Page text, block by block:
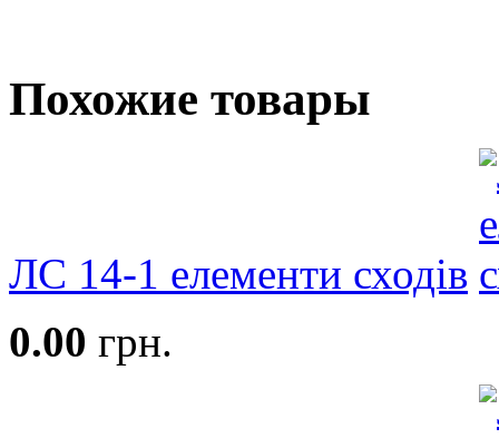
Похожие товары
ЛС 14-1 елементи сходів
0.00 грн.